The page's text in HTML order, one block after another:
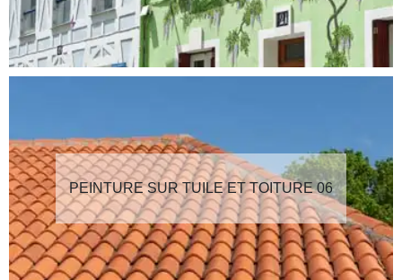
PEINTURE SUR TUILE ET TOITURE 06